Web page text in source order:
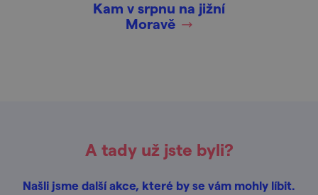
Kam v srpnu na jižní
Moravě
A tady už jste byli?
Našli jsme další akce, které by se vám mohly líbit.